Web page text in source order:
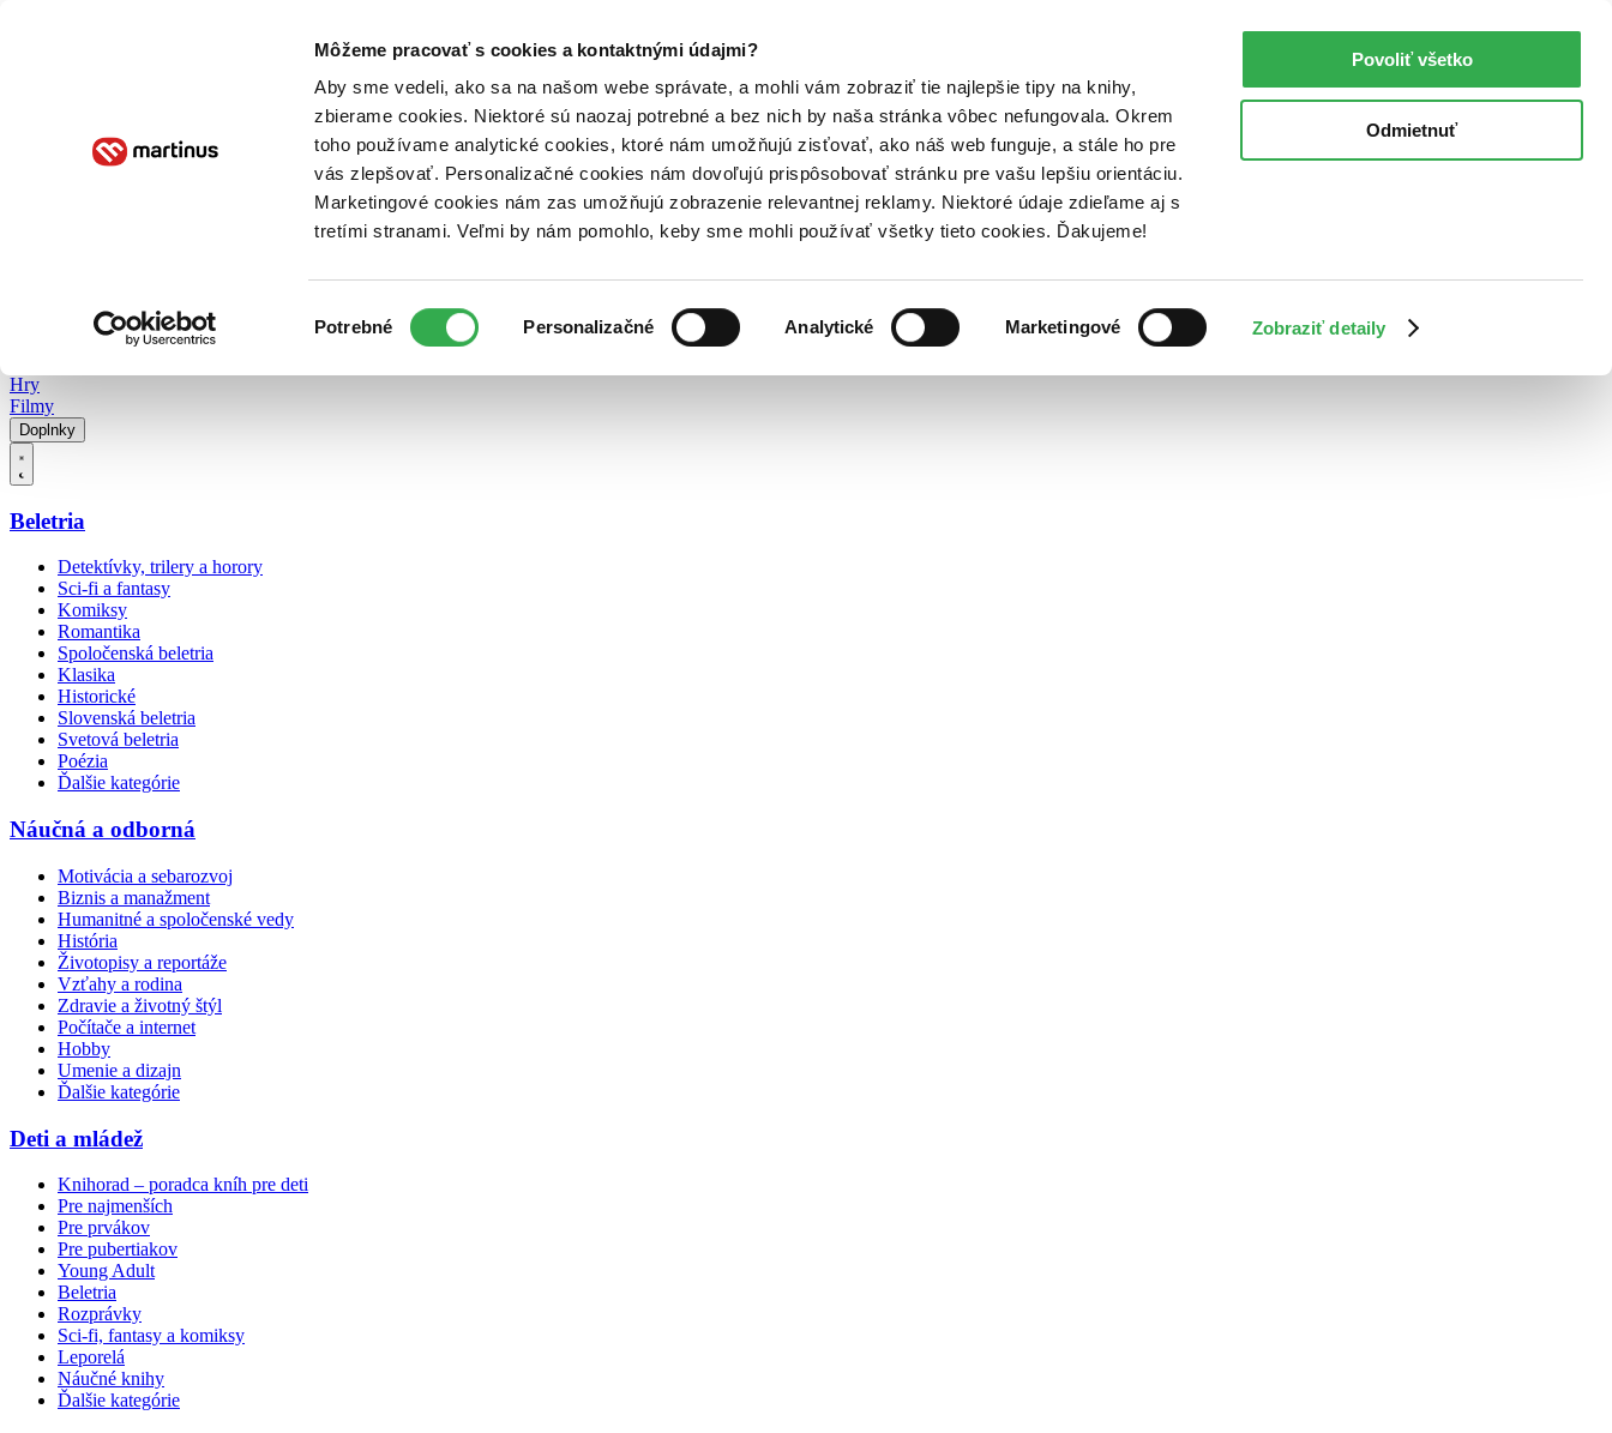
Môžeme pracovať s cookies a kontaktnými údajmi?
Aby sme vedeli, ako sa na našom webe správate, a mohli vám zobraziť tie najlepšie tipy na knihy,
zbierame cookies. Niektoré sú naozaj potrebné a bez nich by naša stránka vôbec nefungovala. Okrem
toho používame analytické cookies, ktoré nám umožňujú zisťovať, ako náš web funguje, a stále ho pre
vás zlepšovať. Personalizačné cookies nám dovoľujú prispôsobovať stránku pre vašu lepšiu orientáciu.
Marketingové cookies nám zas umožňujú zobrazenie relevantnej reklamy. Niektoré údaje zdieľame aj s
tretími stranami. Veľmi by nám pomohlo, keby sme mohli používať všetky tieto cookies. Ďakujeme!
súhlasu
Potrebné Personalizačné Analytické Marketingové Zobraziť detaily
Povoliť všetko
Odmietnuť
Poukážky Kontakt
Hry
Filmy
Doplnky
Beletria
Detektívky, trilery a horory
Sci-fi a fantasy
Komiksy
Romantika
Spoločenská beletria
Klasika
Historické
Slovenská beletria
Svetová beletria
Poézia
Ďalšie kategórie
Náučná a odborná
Motivácia a sebarozvoj
Biznis a manažment
Humanitné a spoločenské vedy
História
Životopisy a reportáže
Vzťahy a rodina
Zdravie a životný štýl
Počítače a internet
Hobby
Umenie a dizajn
Ďalšie kategórie
Deti a mládež
Knihorad – poradca kníh pre deti
Pre najmenších
Pre prvákov
Pre pubertiakov
Young Adult
Beletria
Rozprávky
Sci-fi, fantasy a komiksy
Leporelá
Náučné knihy
Ďalšie kategórie